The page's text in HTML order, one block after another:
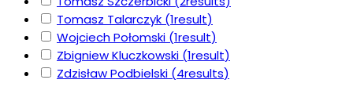
Tomasz Talarczyk (1result)
Wojciech Połomski (1result)
Zbigniew Kluczkowski (1result)
Zdzisław Podbielski (4results)